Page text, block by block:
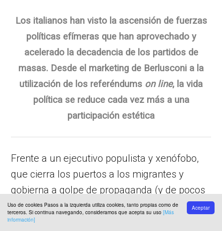
Aceptar
Uso de cookies Pasos a la izquierda utiliza cookies, tanto propias como de
terceros. Si continua navegando, consideramos que acepta su uso [Más
información]
Los italianos han visto la ascensión de fuerzas
políticas efímeras que han aprovechado y
acelerado la decadencia de los partidos de
masas. Desde el marketing de Berlusconi a la
utilización de los referéndums on line, la vida
política se reduce cada vez más a una
participación estética
Frente a un ejecutivo populista y xenófobo,
que cierra los puertos a los migrantes y
gobierna a golpe de propaganda (y de pocos
hechos), el PD parece totalmente
desorientado en el rol de oposición. Después